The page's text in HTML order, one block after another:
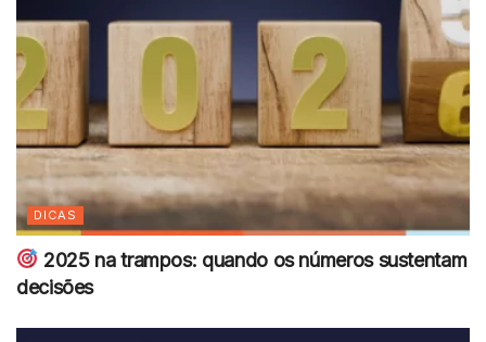
DICAS
2025 na trampos: quando os números sustentam
decisões